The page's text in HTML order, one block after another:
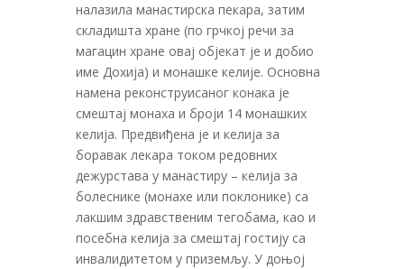
налазила манастирска пекара, затим
складишта хране (по грчкој речи за
магацин хране овај објекат је и добио
име Дохија) и монашке келије. Основна
намена реконструисаног конака је
смештај монаха и броји 14 монашких
келија. Предвиђена је и келија за
боравак лекара током редовних
дежурстава у манастиру – келија за
болеснике (монахе или поклонике) са
лакшим здравственим тегобама, као и
посебна келија за смештај гостију са
инвалидитетом у приземљу. У доњој